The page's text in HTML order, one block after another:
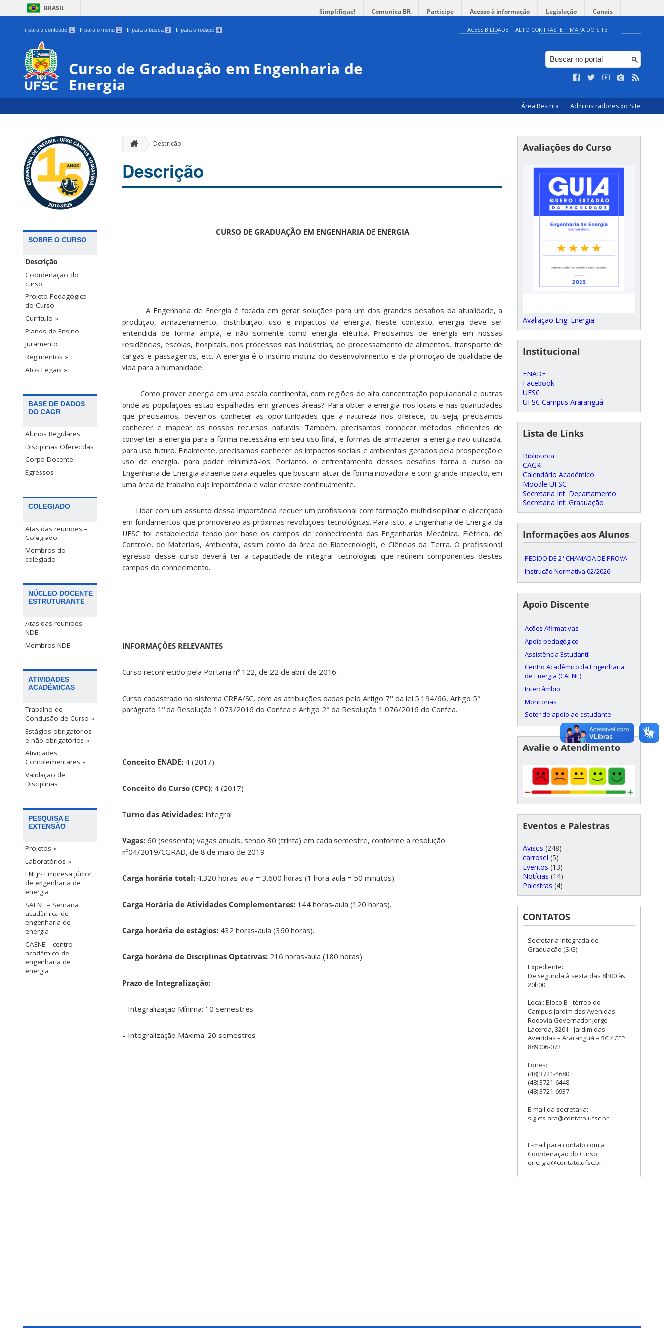
BRASIL Simplifique! Comunica BR Participe Acesso à informação Legislação Canais
Ir para o conteúdo 1 Ir para o menu 2 Ir para a busca 3 Ir para o rodapé 4 ACESSIBILIDADE ALTO CONTRASTE MAPA DO SITE
Curso de Graduação em Engenharia de
Energia
Área Restrita Administradores do Site
SOBRE O CURSO
Descrição
Coordenação do
curso
Projeto Pedagógico
do Curso
Currículo »
Planos de Ensino
Juramento
Regimentos »
Atos Legais »
BASE DE DADOS
DO CAGR
Alunos Regulares
Disciplinas Oferecidas
Corpo Docente
Egressos
COLEGIADO
Atas das reuniões –
Colegiado
Membros do
colegiado
NÚCLEO DOCENTE
ESTRUTURANTE
Atas das reuniões –
NDE
Membros NDE
ATIVIDADES
ACADÊMICAS
Trabalho de
Conclusão de Curso »
Estágios obrigatórios
e não-obrigatórios »
Atividades
Complementares »
Validação de
Disciplinas
PESQUISA E
EXTENSÃO
Projetos »
Laboratórios »
ENEjr- Empresa júnior
de engenharia de
energia
SAENE – Semana
acadêmica de
engenharia de
energia
CAENE – centro
acadêmico de
engenharia de
energia
Descrição
Descrição
CURSO DE GRADUAÇÃO EM ENGENHARIA DE ENERGIA
A Engenharia de Energia é focada em gerar soluções para um dos grandes desafios da atualidade, a
produção, armazenamento, distribuição, uso e impactos da energia. Neste contexto, energia deve ser
entendida de forma ampla, e não somente como energia elétrica. Precisamos de energia em nossas
residências, escolas, hospitais, nos processos nas indústrias, de processamento de alimentos, transporte de
cargas e passageiros, etc. A energia é o insumo motriz do desenvolvimento e da promoção de qualidade de
vida para a humanidade.
Como prover energia em uma escala continental, com regiões de alta concentração populacional e outras
onde as populações estão espalhadas em grandes áreas? Para obter a energia nos locais e nas quantidades
que precisamos, devemos conhecer as oportunidades que a natureza nos oferece, ou seja, precisamos
conhecer e mapear os nossos recursos naturais. Também, precisamos conhecer métodos eficientes de
converter a energia para a forma necessária em seu uso final, e formas de armazenar a energia não utilizada,
para uso futuro. Finalmente, precisamos conhecer os impactos sociais e ambientais gerados pela prospecção e
uso de energia, para poder minimizá-los. Portanto, o enfrentamento desses desafios torna o curso da
Engenharia de Energia atraente para aqueles que buscam atuar de forma inovadora e com grande impacto, em
uma área de trabalho cuja importância e valor cresce continuamente.
Lidar com um assunto dessa importância requer um profissional com formação multidisciplinar e alicerçada
em fundamentos que promoverão as próximas revoluções tecnológicas. Para isto, a Engenharia de Energia da
UFSC foi estabelecida tendo por base os campos de conhecimento das Engenharias Mecânica, Elétrica, de
Controle, de Materiais, Ambiental, assim como da área de Biotecnologia, e Ciências da Terra. O profissional
egresso desse curso deverá ter a capacidade de integrar tecnologias que reúnem componentes destes
campos do conhecimento.
INFORMAÇÕES RELEVANTES
Curso reconhecido pela Portaria nº 122, de 22 de abril de 2016.
Curso cadastrado no sistema CREA/SC, com as atribuições dadas pelo Artigo 7° da lei 5.194/66, Artigo 5°
parágrafo 1º da Resolução 1.073/2016 do Confea e Artigo 2° da Resolução 1.076/2016 do Confea.
Conceito ENADE: 4 (2017)
Conceito do Curso (CPC): 4 (2017)
Turno das Atividades: Integral
Vagas: 60 (sessenta) vagas anuais, sendo 30 (trinta) em cada semestre, conforme a resolução
nº04/2019/CGRAD, de 8 de maio de 2019
Carga horária total: 4.320 horas-aula = 3.600 horas (1 hora-aula = 50 minutos).
Carga Horária de Atividades Complementares: 144 horas-aula (120 horas).
Carga horária de estágios: 432 horas-aula (360 horas).
Carga horária de Disciplinas Optativas: 216 horas-aula (180 horas).
Prazo de Integralização:
– Integralização Mínima: 10 semestres
– Integralização Máxima: 20 semestres
Avaliações do Curso
Avaliação Eng. Energia
Institucional
ENADE
Facebook
UFSC
UFSC Campus Araranguá
Lista de Links
Biblioteca
CAGR
Calendário Acadêmico
Moodle UFSC
Secretaria Int. Departamento
Secretaria Int. Graduação
Informações aos Alunos
PEDIDO DE 2ª CHAMADA DE PROVA
Instrução Normativa 02/2026
Apoio Discente
Ações Afirmativas
Apoio pedagógico
Assistência Estudantil
Centro Acadêmico da Engenharia
de Energia (CAENE)
Intercâmbio
Monitorias
Setor de apoio ao estudante
Avalie o Atendimento
Eventos e Palestras
Avisos (248)
carrosel (5)
Eventos (13)
Notícias (14)
Palestras (4)
CONTATOS
Secretaria Integrada de
Graduação (SIG)
Expediente:
De segunda à sexta das 8h00 às
20h00
Local: Bloco B - térreo do
Campus Jardim das Avenidas
Rodovia Governador Jorge
Lacerda, 3201 - Jardim das
Avenidas – Araranguá – SC / CEP
889006-072
Fones:
(48) 3721-4680
(48) 3721-6448
(48) 3721-6937
E-mail da secretaria:
sig.cts.ara@contato.ufsc.br
E-mail para contato com a
Coordenação do Curso:
energia@contato.ufsc.br